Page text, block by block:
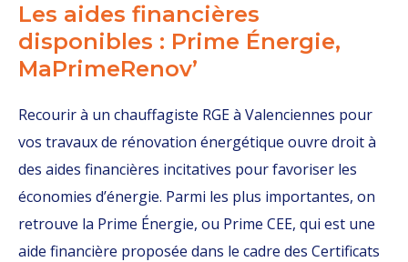
Les aides financières
disponibles : Prime Énergie,
MaPrimeRenov’
Recourir à un chauffagiste RGE à Valenciennes pour
vos travaux de rénovation énergétique ouvre droit à
des aides financières incitatives pour favoriser les
économies d’énergie. Parmi les plus importantes, on
retrouve la Prime Énergie, ou Prime CEE, qui est une
aide financière proposée dans le cadre des Certificats